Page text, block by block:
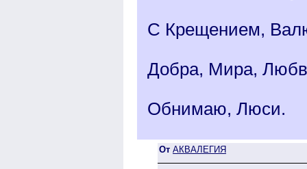
С Крещением,
Добра, Мира,
Обнимаю, Люси.
От АКВАЛЕГИЯ